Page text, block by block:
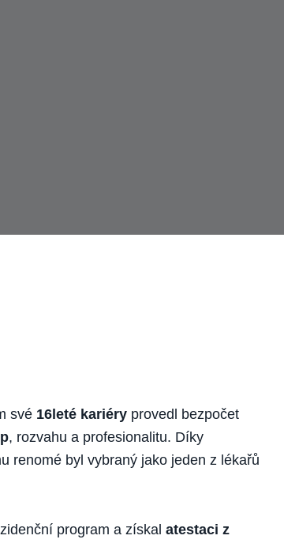
své 16leté kariéry provedl bezpočet
, rozvahu a profesionalitu. Díky
renomé byl vybraný jako jeden z lékařů
program a získal atestaci z